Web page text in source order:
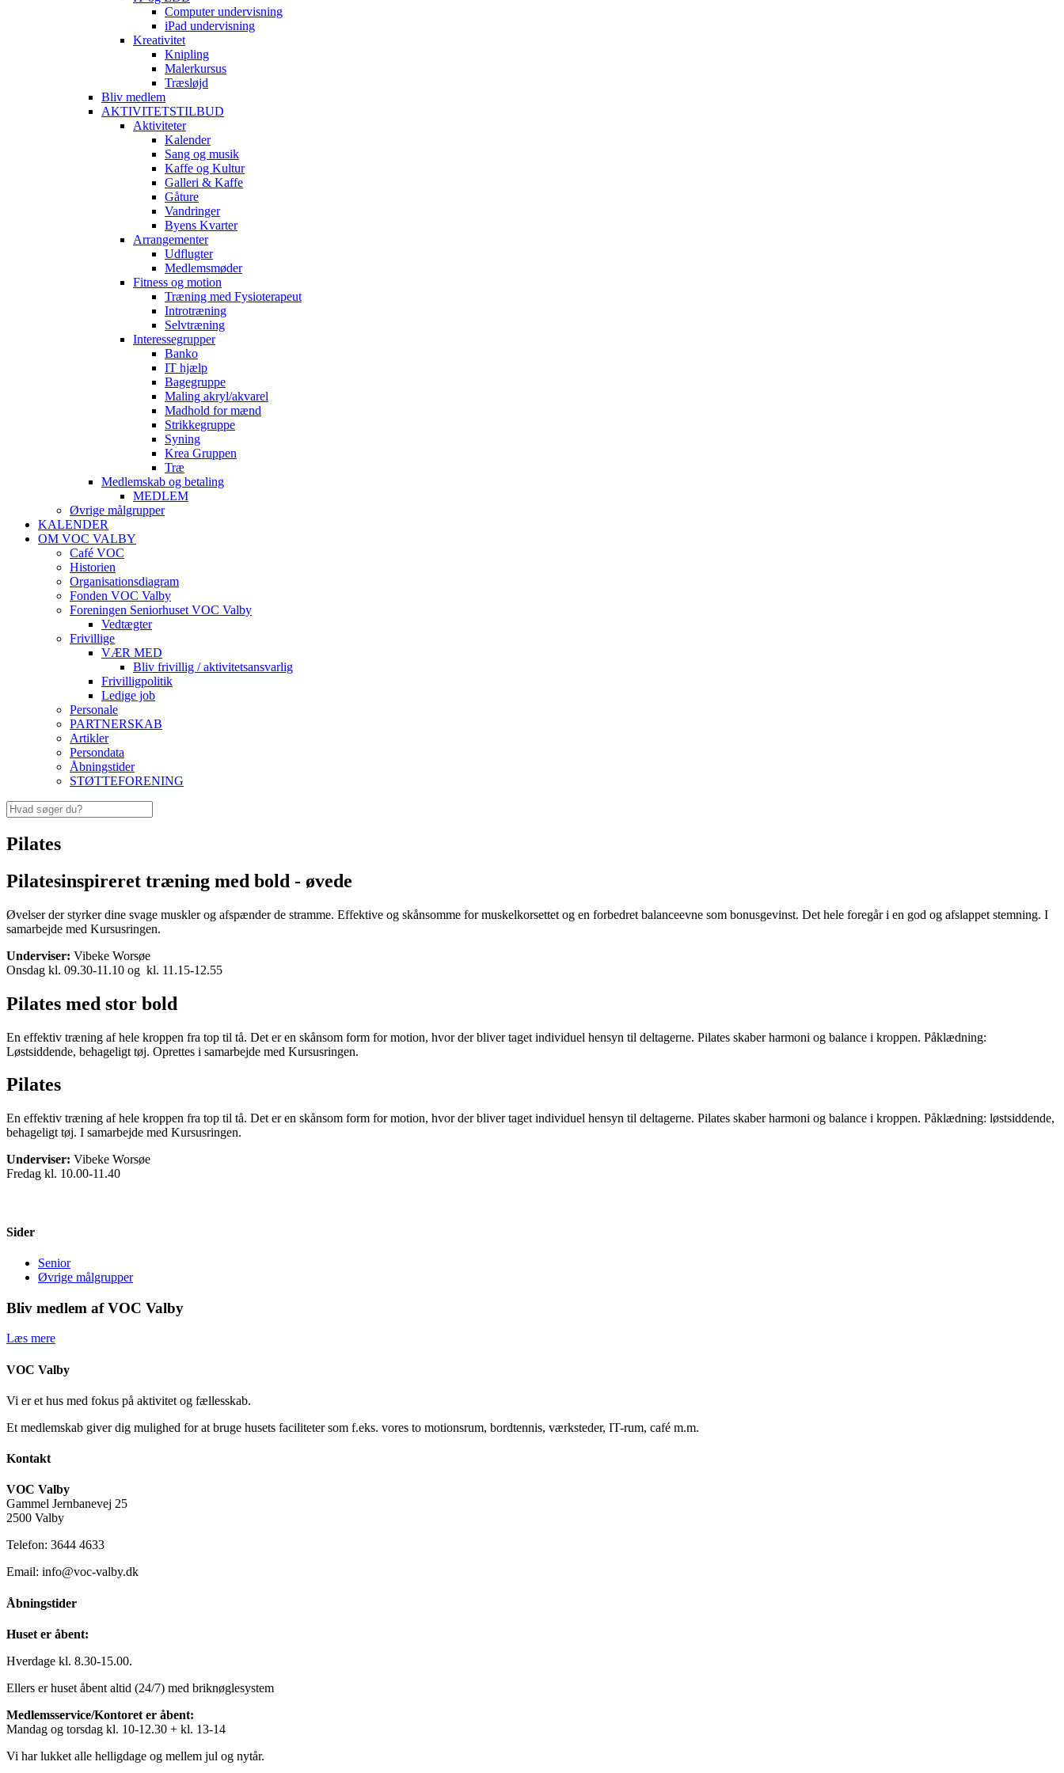
Computer undervisning
iPad undervisning
Kreativitet
Knipling
Malerkursus
Træsløjd
Bliv medlem
AKTIVITETSTILBUD
Aktiviteter
Kalender
Sang og musik
Kaffe og Kultur
Galleri & Kaffe
Gåture
Vandringer
Byens Kvarter
Arrangementer
Udflugter
Medlemsmøder
Fitness og motion
Træning med Fysioterapeut
Introtræning
Selvtræning
Interessegrupper
Banko
IT hjælp
Bagegruppe
Maling akryl/akvarel
Madhold for mænd
Strikkegruppe
Syning
Krea Gruppen
Træ
Medlemskab og betaling
MEDLEM
Øvrige målgrupper
KALENDER
OM VOC VALBY
Café VOC
Historien
Organisationsdiagram
Fonden VOC Valby
Foreningen Seniorhuset VOC Valby
Vedtægter
Frivillige
VÆR MED
Bliv frivillig / aktivitetsansvarlig
Frivilligpolitik
Ledige job
Personale
PARTNERSKAB
Artikler
Persondata
Åbningstider
STØTTEFORENING
Pilates
Pilatesinspireret træning med bold - øvede
Øvelser der styrker dine svage muskler og afspænder de stramme. Effektive og skånsomme for muskelkorsettet og en forbedret balanceevne som bonusgevinst. Det hele foregår i en god og afslappet stemning. I
samarbejde med Kursusringen.
Underviser: Vibeke Worsøe
Onsdag kl. 09.30-11.10 og kl. 11.15-12.55
Pilates med stor bold
En effektiv træning af hele kroppen fra top til tå. Det er en skånsom form for motion, hvor der bliver taget individuel hensyn til deltagerne. Pilates skaber harmoni og balance i kroppen. Påklædning:
Løstsiddende, behageligt tøj. Oprettes i samarbejde med Kursusringen.
Pilates
En effektiv træning af hele kroppen fra top til tå. Det er en skånsom form for motion, hvor der bliver taget individuel hensyn til deltagerne. Pilates skaber harmoni og balance i kroppen. Påklædning: løstsiddende,
behageligt tøj. I samarbejde med Kursusringen.
Underviser: Vibeke Worsøe
Fredag kl. 10.00-11.40
Sider
Senior
Øvrige målgrupper
Bliv medlem af VOC Valby
Læs mere
VOC Valby
Vi er et hus med fokus på aktivitet og fællesskab.
Et medlemskab giver dig mulighed for at bruge husets faciliteter som f.eks. vores to motionsrum, bordtennis, værksteder, IT-rum, café m.m.
Kontakt
VOC Valby
Gammel Jernbanevej 25
2500 Valby
Telefon: 3644 4633
Email: info@voc-valby.dk
Åbningstider
Huset er åbent:
Hverdage kl. 8.30-15.00.
Ellers er huset åbent altid (24/7) med briknøglesystem
Medlemsservice/Kontoret er åbent:
Mandag og torsdag kl. 10-12.30 + kl. 13-14
Vi har lukket alle helligdage og mellem jul og nytår.